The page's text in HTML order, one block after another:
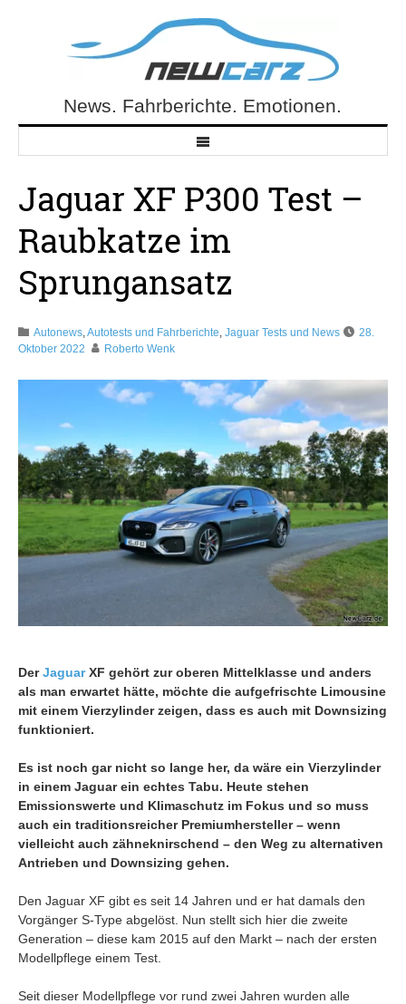
NewCarz.deNews. Fahrberichte. Emotionen.
Jaguar XF P300 Test –
Raubkatze im
Sprungansatz
Autonews,Autotests und Fahrberichte, Jaguar Tests und News
28.
Oktober 2022
Roberto Wenk
DerJaguarXF gehört zur oberen Mittelklasse und anders
als man erwartet hätte, möchte die aufgefrischte Limousine
mit einem Vierzylinder zeigen, dass es auch mit Downsizing
funktioniert.
Es ist noch gar nicht so lange her, da wäre ein Vierzylinder
in einem Jaguar ein echtes Tabu. Heute stehen
Emissionswerte und Klimaschutz im Fokus und so muss
auch ein traditionsreicher Premiumhersteller – wenn
vielleicht auch zähneknirschend – den Weg zu alternativen
Antrieben und Downsizing gehen.
Den Jaguar XF gibt es seit 14 Jahren und er hat damals den
Vorgänger S-Type abgelöst. Nun stellt sich hier die zweite
Generation – diese kam 2015 auf den Markt – nach der ersten
Modellpflege einem Test.
Seit dieser Modellpflege vor rund zwei Jahren wurden alle